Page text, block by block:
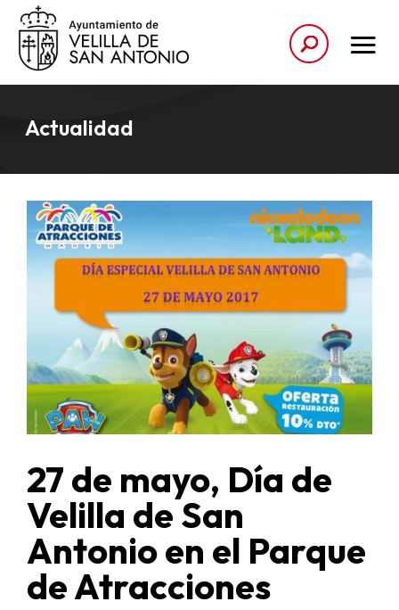
Actualidad
27 de mayo, Día de
Velilla de San
Antonio en el Parque
de Atracciones